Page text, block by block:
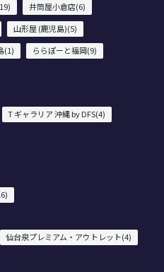
井筒屋小倉店(6)
山形屋 (鹿児島)(5)
(1)
ららぽーと福岡(9)
T ギャラリア 沖縄 by DFS(4)
仙台泉プレミアム・アウトレット(4)